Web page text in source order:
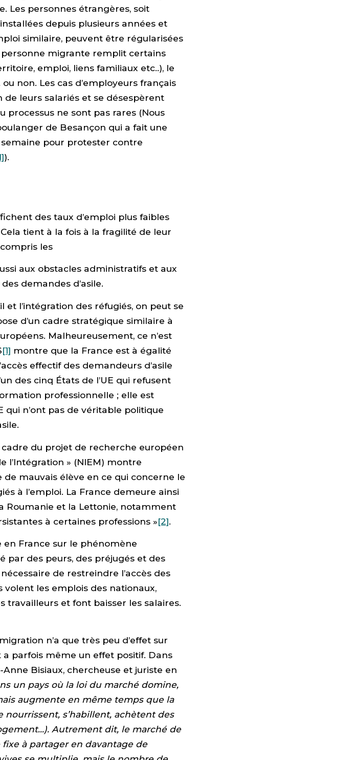
Les personnes étrangères, soit
depuis plusieurs années et
similaire, peuvent être régularisées
migrante remplit certains
emploi, liens familiaux etc..), le
non. Les cas d’employeurs français
leurs salariés et se désespèrent
ne sont pas rares (Nous
de Besançon qui a fait une
pour protester contre
).
des taux d’emploi plus faibles
tient à la fois à la fragilité de leur
les
aux obstacles administratifs et aux
demandes d’asile.
et l’intégration des réfugiés, on peut se
d’un cadre stratégique similaire à
Malheureusement, ce n’est
[1] montre que la France est à égalité
effectif des demandeurs d’asile
des cinq États de l’UE qui refusent
professionnelle ; elle est
qui n’ont pas de véritable politique
du projet de recherche européen
l’Intégration » (NIEM) montre
mauvais élève en ce qui concerne le
à l’emploi. La France demeure ainsi
Roumanie et la Lettonie, notamment
à certaines professions »[2].
France sur le phénomène
des peurs, des préjugés et des
de restreindre l’accès des
les emplois des nationaux,
et font baisser les salaires.
n’a que très peu d’effet sur
a parfois même un effet positif. Dans
Anne Bisiaux, chercheuse et juriste en
un pays où la loi du marché domine,
augmente en même temps que la
s’habillent, achètent des
Autrement dit, le marché de
fixe à partager en davantage de